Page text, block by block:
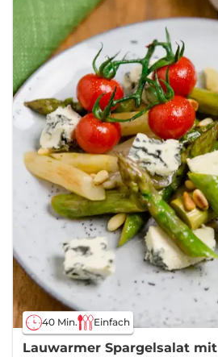
40 Min. Einfach
Lauwarmer Spargelsalat mit